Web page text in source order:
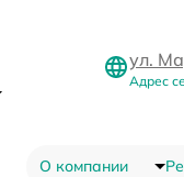
ул.
Адрес
О компании